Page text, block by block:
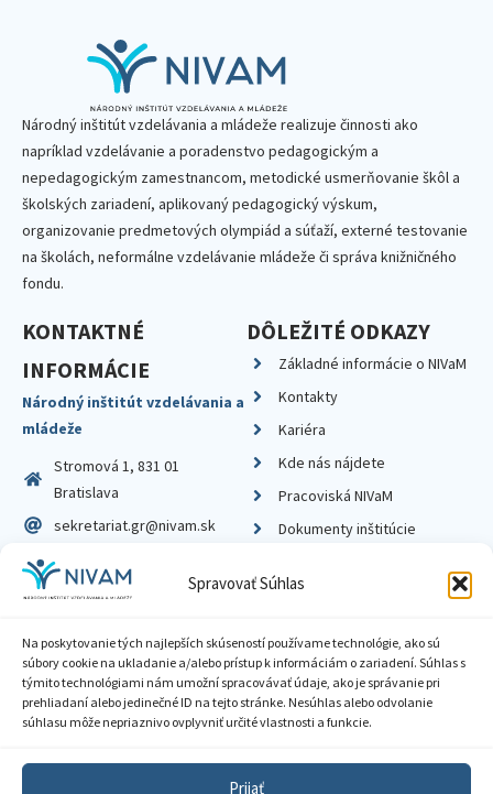
Spravovať Súhlas
Na poskytovanie tých najlepších skúseností používame technológie, ako sú
súbory cookie na ukladanie a/alebo prístup k informáciám o zariadení. Súhlas s
týmito technológiami nám umožní spracovávať údaje, ako je správanie pri
prehliadaní alebo jedinečné ID na tejto stránke. Nesúhlas alebo odvolanie
súhlasu môže nepriaznivo ovplyvniť určité vlastnosti a funkcie.
Prijať
Národný inštitút vzdelávania a mládeže realizuje činnosti ako
napríklad vzdelávanie a poradenstvo pedagogickým a
nepedagogickým zamestnancom, metodické usmerňovanie škôl a
školských zariadení, aplikovaný pedagogický výskum,
organizovanie predmetových olympiád a súťaží, externé testovanie
na školách, neformálne vzdelávanie mládeže či správa knižničného
fondu.
KONTAKTNÉ
INFORMÁCIE
Národný inštitút vzdelávania a
mládeže
Stromová 1, 831 01
Bratislava
sekretariat.gr@nivam.sk
IČO: 00164348
DIČ: 2020798714
DÔLEŽITÉ ODKAZY
Základné informácie o NIVaM
Kontakty
Kariéra
Kde nás nájdete
Pracoviská NIVaM
Dokumenty inštitúcie
Zásady ochrany súkromia